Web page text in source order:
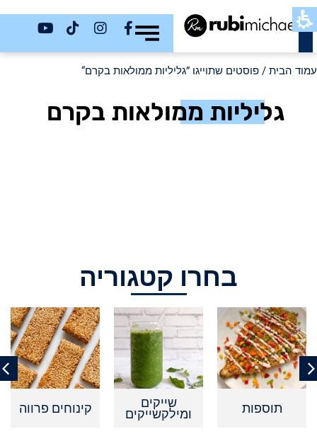
כשר
עמוד הבית / פוסטים שתוייגו ”גליליות ממולאות בקרם“
גליליות ממולאות בקרם
בחרו קטגוריה
תוספות שייקים
ומילקשייקים קינוחים פרווה